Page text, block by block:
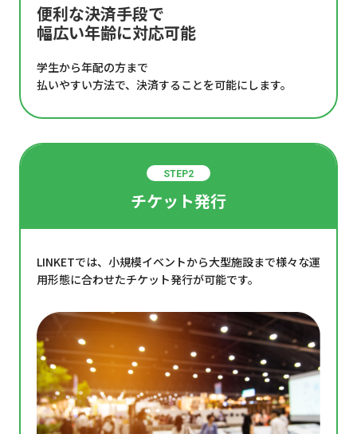
便利な決済手段で
幅広い年齢に対応可能
学生から年配の方まで
払いやすい方法で、決済することを可能にします。
STEP2
チケット発行
LINKETでは、小規模イベントから大型施設まで様々な運
用形態に合わせたチケット発行が可能です。